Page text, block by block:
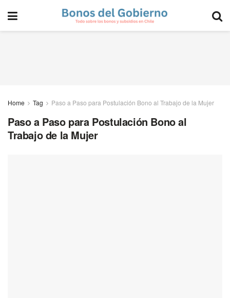
Home Tag Paso a Paso para Postulación Bono al Trabajo de la Mujer
Paso a Paso para Postulación Bono al
Trabajo de la Mujer